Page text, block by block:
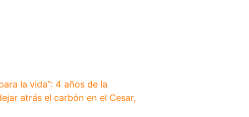
la vida”: 4 años de la
atrás el carbón en el Cesar,